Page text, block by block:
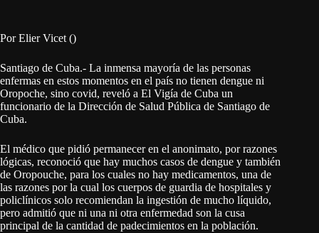
Por Elier Vicet ()
Santiago de Cuba.- La inmensa mayoría de las personas
enfermas en estos momentos en el país no tienen dengue ni
Oropoche, sino covid, reveló a El Vigía de Cuba un
funcionario de la Dirección de Salud Pública de Santiago de
Cuba.
El médico que pidió permanecer en el anonimato, por razones
lógicas, reconoció que hay muchos casos de dengue y también
de Oropouche, para los cuales no hay medicamentos, una de
las razones por la cual los cuerpos de guardia de hospitales y
policlínicos solo recomiendan la ingestión de mucho líquido,
pero admitió que ni una ni otra enfermedad son la cusa
principal de la cantidad de padecimientos en la población.